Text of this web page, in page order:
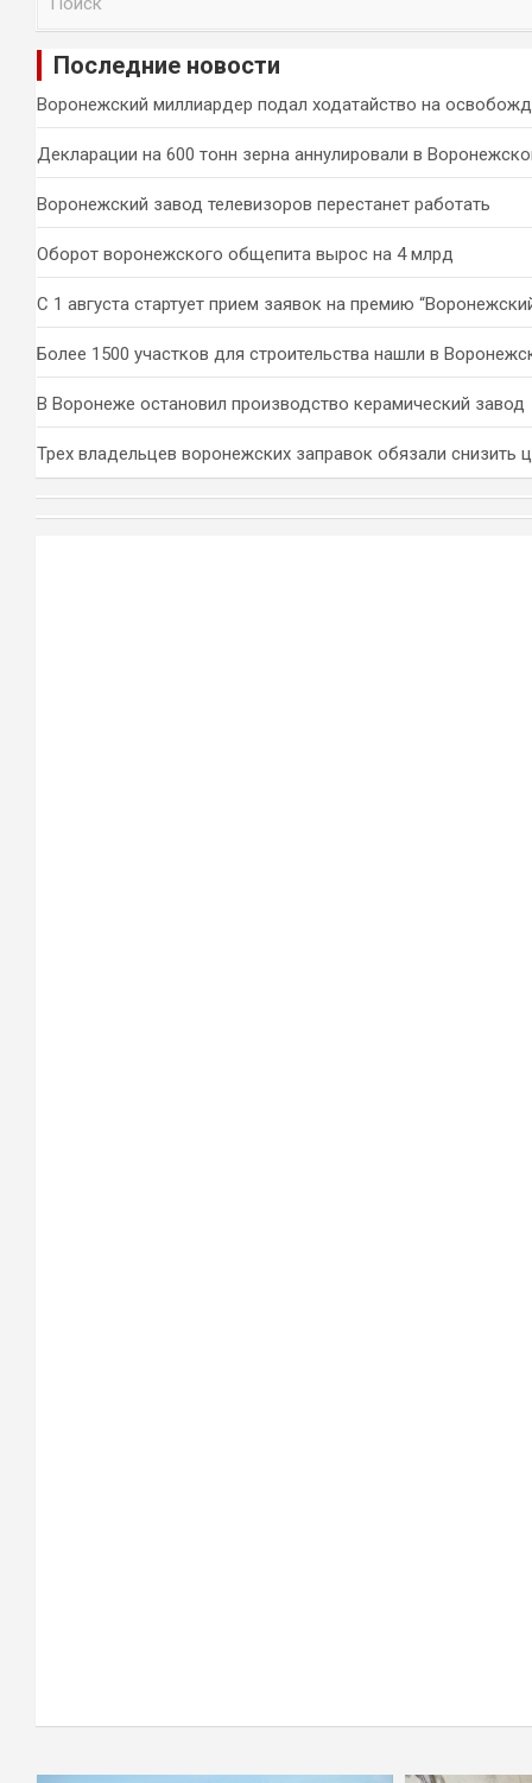
и
Последние новости
Воронежский миллиардер подал ходатайство на
Декларации на 600 тонн зерна аннулировали в
Воронежский завод телевизоров перестанет работать
Оборот воронежского общепита вырос на 4 млрд
С 1 августа стартует прием заявок на премию
Более 1500 участков для строительства нашли в
В Воронеже остановил производство керамический завод
Трех владельцев воронежских заправок обязали снизить